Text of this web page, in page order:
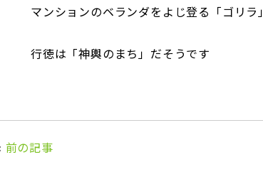
マンションのベランダをよじ登る「ゴリラ」
行徳は「神輿のまち」だそうです
前の記事